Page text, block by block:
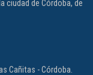
ciudad de Córdoba, de
Cañitas - Córdoba.